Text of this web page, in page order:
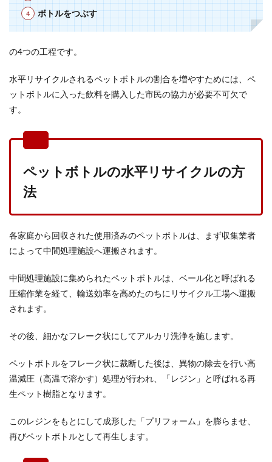
ボトルをつぶす
の4つの工程です。
水平リサイクルされるペットボトルの割合を増やすためには、ペ
ットボトルに入った飲料を購入した市民の協力が必要不可欠で
す。
ペットボトルの水平リサイクルの方
法
各家庭から回収された使用済みのペットボトルは、まず収集業者
によって中間処理施設へ運搬されます。
中間処理施設に集められたペットボトルは、ベール化と呼ばれる
圧縮作業を経て、輸送効率を高めたのちにリサイクル工場へ運搬
されます。
その後、細かなフレーク状にしてアルカリ洗浄を施します。
ペットボトルをフレーク状に裁断した後は、異物の除去を行い高
温減圧（高温で溶かす）処理が行われ、「レジン」と呼ばれる再
生ペット樹脂となります。
このレジンをもとにして成形した「プリフォーム」を膨らませ、
再びペットボトルとして再生します。